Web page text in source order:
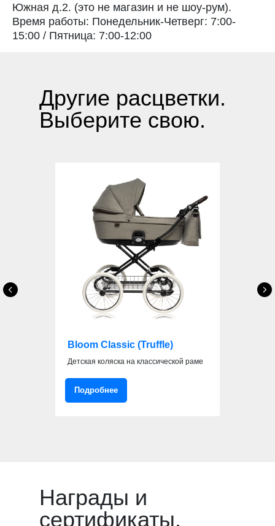
Южная д.2. (это не магазин и не шоу-рум).
Время работы: Понедельник-Четверг: 7:00-
15:00 / Пятница: 7:00-12:00
Другие расцветки.
Выберите свою.
Bloom Classic (Truffle)
Детская коляска на классической раме
Подробнее
Награды и
сертификаты.